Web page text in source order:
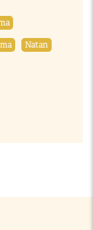
Natan